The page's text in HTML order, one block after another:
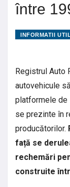
între
INFORMATII
Registrul Auto
autovehicule
platformele de
se prezinte în
producătorilor.
față se
rechemări
construite